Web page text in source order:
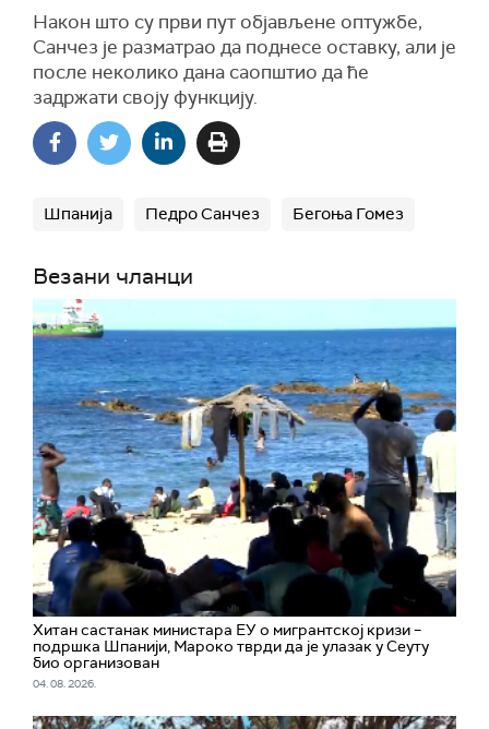
Након што су први пут објављене оптужбе,
Санчез је разматрао да поднесе оставку, али је
после неколико дана саопштио да ће
задржати своју функцију.
Шпанија Педро Санчез Бегоња Гомез
Везани чланци
Хитан састанак министара ЕУ о мигрантској кризи –
подршка Шпанији, Мароко тврди да је улазак у Сеуту
био организован
04. 08. 2026.